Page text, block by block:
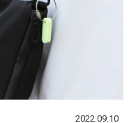
2022.09.10